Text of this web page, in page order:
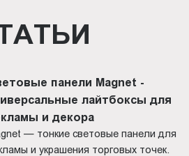
панели Magnet -
лайтбоксы для
и декора
— тонкие световые панели для
и украшения торговых точек.